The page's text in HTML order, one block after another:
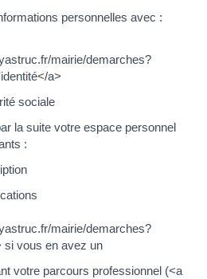
personnelles avec :
mairie/demarches?
a>
sociale
la suite votre espace personnel
:
mairie/demarches?
si vous en avez un
votre parcours professionnel (<a